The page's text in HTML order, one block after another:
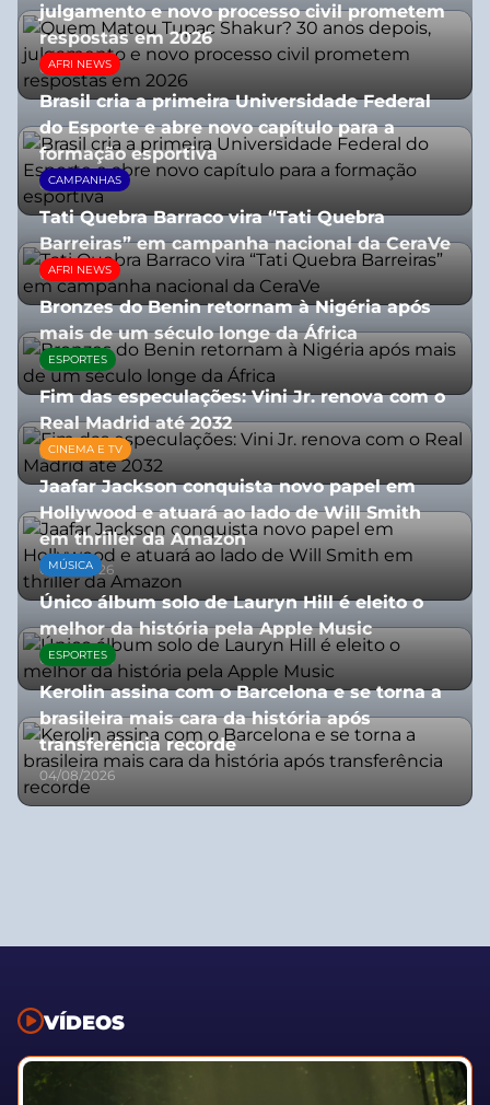
julgamento e novo processo civil prometem
respostas em 2026
05/08/2026
AFRI NEWS
Brasil cria a primeira Universidade Federal
do Esporte e abre novo capítulo para a
formação esportiva
08/07/2026
CAMPANHAS
Tati Quebra Barraco vira “Tati Quebra
Barreiras” em campanha nacional da CeraVe
08/07/2026
AFRI NEWS
Bronzes do Benin retornam à Nigéria após
mais de um século longe da África
08/07/2026
ESPORTES
Fim das especulações: Vini Jr. renova com o
Real Madrid até 2032
06/08/2026
CINEMA E TV
Jaafar Jackson conquista novo papel em
Hollywood e atuará ao lado de Will Smith
em thriller da Amazon
06/08/2026
MÚSICA
Único álbum solo de Lauryn Hill é eleito o
melhor da história pela Apple Music
06/08/2026
ESPORTES
Kerolin assina com o Barcelona e se torna a
brasileira mais cara da história após
transferência recorde
04/08/2026
VÍDEOS